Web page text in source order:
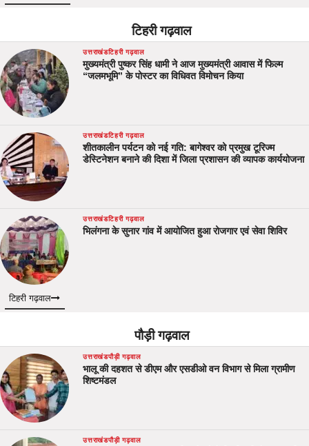
टिहरी गढ़वाल
उत्तराखंडटिहरी गढ़वाल
मुख्यमंत्री पुष्कर सिंह धामी ने आज मुख्यमंत्री आवास में फिल्म
“जलमभूमि” के पोस्टर का विधिवत विमोचन किया
उत्तराखंडटिहरी गढ़वाल
शीतकालीन पर्यटन को नई गति: बागेश्वर को प्रमुख टूरिज्म
डेस्टिनेशन बनाने की दिशा में जिला प्रशासन की व्यापक कार्ययोजना
उत्तराखंडटिहरी गढ़वाल
भिलंगना के सुनार गांव में आयोजित हुआ रोजगार एवं सेवा शिविर
टिहरी गढ़वाल
पौड़ी गढ़वाल
उत्तराखंडपौड़ी गढ़वाल
भालू की दहशत से डीएम और एसडीओ वन विभाग से मिला ग्रामीण
शिष्टमंडल
उत्तराखंडपौड़ी गढ़वाल